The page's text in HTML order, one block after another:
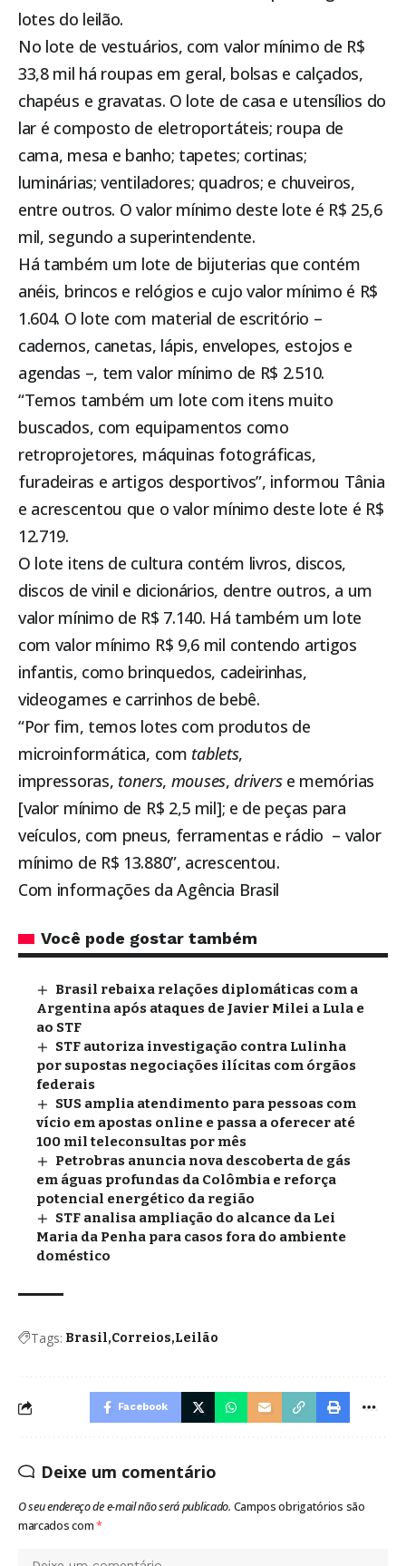
lotes do leilão.
No lote de vestuários, com valor mínimo de R$
33,8 mil há roupas em geral, bolsas e calçados,
chapéus e gravatas. O lote de casa e utensílios do
lar é composto de eletroportáteis; roupa de
cama, mesa e banho; tapetes; cortinas;
luminárias; ventiladores; quadros; e chuveiros,
entre outros. O valor mínimo deste lote é R$ 25,6
mil, segundo a superintendente.
Há também um lote de bijuterias que contém
anéis, brincos e relógios e cujo valor mínimo é R$
1.604. O lote com material de escritório –
cadernos, canetas, lápis, envelopes, estojos e
agendas –, tem valor mínimo de R$ 2.510.
“Temos também um lote com itens muito
buscados, com equipamentos como
retroprojetores, máquinas fotográficas,
furadeiras e artigos desportivos”, informou Tânia
e acrescentou que o valor mínimo deste lote é R$
12.719.
O lote itens de cultura contém livros, discos,
discos de vinil e dicionários, dentre outros, a um
valor mínimo de R$ 7.140. Há também um lote
com valor mínimo R$ 9,6 mil contendo artigos
infantis, como brinquedos, cadeirinhas,
videogames e carrinhos de bebê.
“Por fim, temos lotes com produtos de
microinformática, com tablets,
impressoras, toners, mouses,driverse memórias
[valor mínimo de R$ 2,5 mil]; e de peças para
veículos, com pneus, ferramentas e rádio – valor
mínimo de R$ 13.880”, acrescentou.
Com informações da Agência Brasil
Você pode gostar também
Brasil rebaixa relações diplomáticas com a
Argentina após ataques de Javier Milei a Lula e
ao STF
STF autoriza investigação contra Lulinha
por supostas negociações ilícitas com órgãos
federais
SUS amplia atendimento para pessoas com
vício em apostas online e passa a oferecer até
100 mil teleconsultas por mês
Petrobras anuncia nova descoberta de gás
em águas profundas da Colômbia e reforça
potencial energético da região
STF analisa ampliação do alcance da Lei
Maria da Penha para casos fora do ambiente
doméstico
Tags: Brasil Correios Leilão
Facebook
Deixe um comentário
O seu endereço de e-mail não será publicado. Campos obrigatórios são
marcados com*